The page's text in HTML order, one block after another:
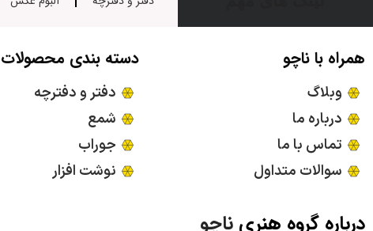
همراه با ناچو
وبلاگ
درباره ما
تماس با ما
سوالات متداول
دسته بندی محصولات
دفتر و دفترچه
شمع
جوراب
نوشت افزار
درباره گروه هنری ناچو